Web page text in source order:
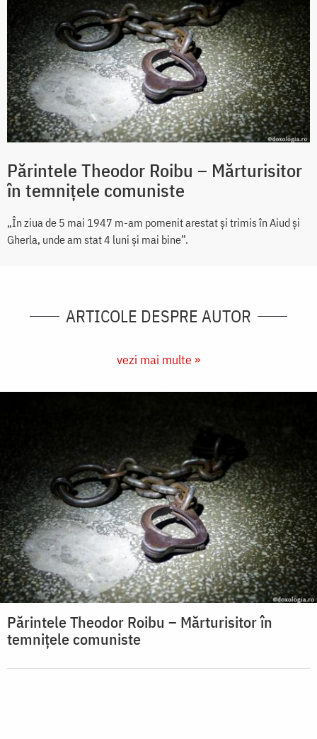
Părintele Theodor Roibu – Mărturisitor
în temnițele comuniste
„În ziua de 5 mai 1947 m-am pomenit arestat și trimis în Aiud și
Gherla, unde am stat 4 luni și mai bine”.
ARTICOLE DESPRE AUTOR
vezi mai multe »
Părintele Theodor Roibu – Mărturisitor în
temnițele comuniste